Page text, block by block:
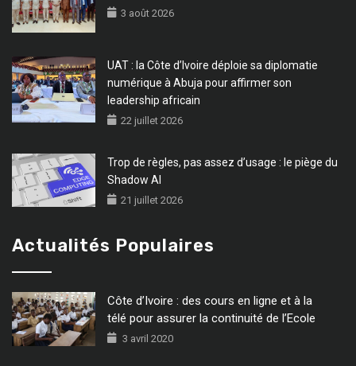
3 août 2026
UAT : la Côte d’Ivoire déploie sa diplomatie
numérique à Abuja pour affirmer son
leadership africain
22 juillet 2026
Trop de règles, pas assez d’usage : le piège du
Shadow AI
21 juillet 2026
Actualités Populaires
Côte d’Ivoire : des cours en ligne et à la
télé pour assurer la continuité de l’Ecole
3 avril 2020